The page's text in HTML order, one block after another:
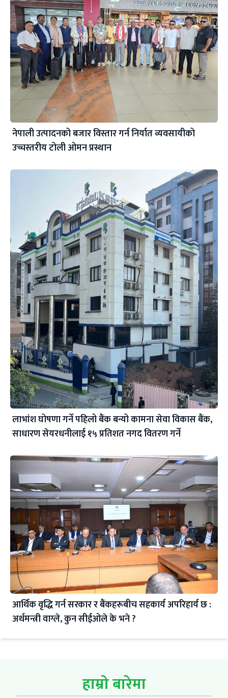
नेपाली उत्पादनको बजार विस्तार गर्न निर्यात व्यवसायीको
उच्चस्तरीय टोली ओमन प्रस्थान
लाभांश घोषणा गर्ने पहिलो बैंक बन्यो कामना सेवा विकास बैंक,
साधारण सेयरधनीलाई १५ प्रतिशत नगद वितरण गर्ने
आर्थिक वृद्धि गर्न सरकार र बैंकहरूबीच सहकार्य अपरिहार्य छ :
अर्थमन्त्री वाग्ले, कुन सीईओले के भने ?
हाम्रो बारेमा